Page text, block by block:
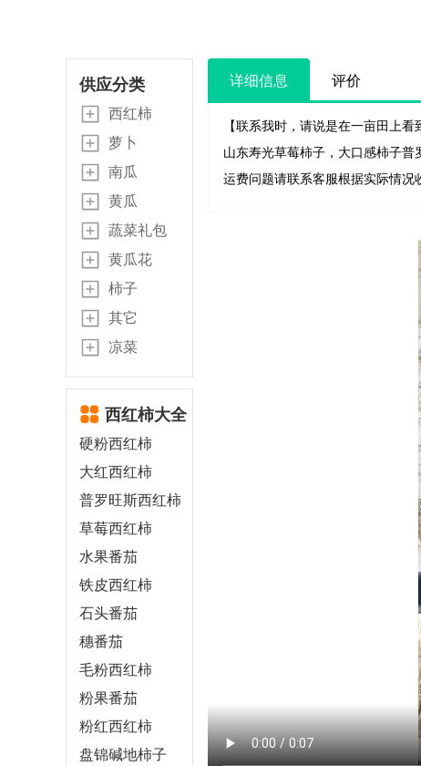
供应分类
西红柿
萝卜
南瓜
黄瓜
蔬菜礼包
黄瓜花
柿子
其它
凉菜
西红柿大全
硬粉西红柿
大红西红柿
普罗旺斯西红柿
草莓西红柿
水果番茄
铁皮西红柿
石头番茄
穗番茄
毛粉西红柿
粉果番茄
粉红西红柿
盘锦碱地柿子
详细信息 评价
【联系我时，请说是在一亩田上看
山东寿光草莓柿子，大口感柿子
运费问题请联系客服根据实际情况